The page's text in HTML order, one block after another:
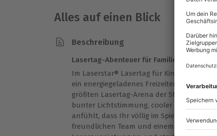
Alles auf einen Blick
Beschreibung
Lasertag-Abenteuer für Familien
Im Laserstar® Lasertag für Kinder &
ein energiegeladenes Freizeiterlebnis
größten Lasertag-Arena der Stadt kommt
bunter Lichtstimmung, cooler Musik und
anfühlt, dass Ihr völlig im Spiel versinkt.
freundlichen Team und einem